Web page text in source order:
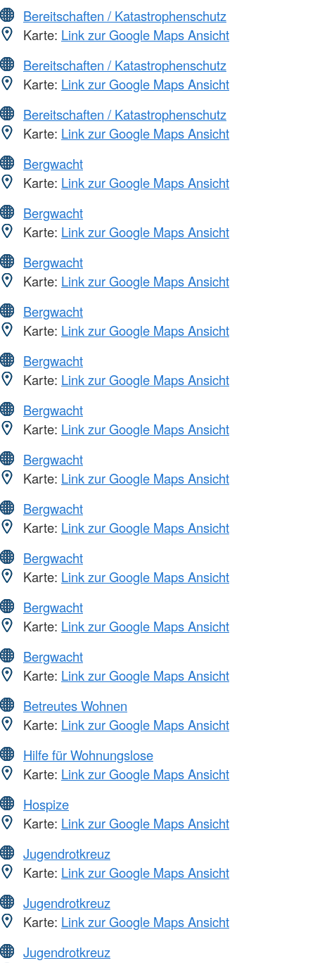
Bereitschaften / Katastrophenschutz
Karte: Link zur Google Maps Ansicht
Bereitschaften / Katastrophenschutz
Karte: Link zur Google Maps Ansicht
Bereitschaften / Katastrophenschutz
Karte: Link zur Google Maps Ansicht
Bergwacht
Karte: Link zur Google Maps Ansicht
Bergwacht
Karte: Link zur Google Maps Ansicht
Bergwacht
Karte: Link zur Google Maps Ansicht
Bergwacht
Karte: Link zur Google Maps Ansicht
Bergwacht
Karte: Link zur Google Maps Ansicht
Bergwacht
Karte: Link zur Google Maps Ansicht
Bergwacht
Karte: Link zur Google Maps Ansicht
Bergwacht
Karte: Link zur Google Maps Ansicht
Bergwacht
Karte: Link zur Google Maps Ansicht
Bergwacht
Karte: Link zur Google Maps Ansicht
Bergwacht
Karte: Link zur Google Maps Ansicht
Betreutes Wohnen
Karte: Link zur Google Maps Ansicht
Hilfe für Wohnungslose
Karte: Link zur Google Maps Ansicht
Hospize
Karte: Link zur Google Maps Ansicht
Jugendrotkreuz
Karte: Link zur Google Maps Ansicht
Jugendrotkreuz
Karte: Link zur Google Maps Ansicht
Jugendrotkreuz